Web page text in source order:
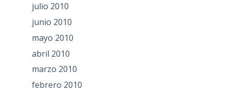
julio 2010
junio 2010
mayo 2010
abril 2010
marzo 2010
febrero 2010